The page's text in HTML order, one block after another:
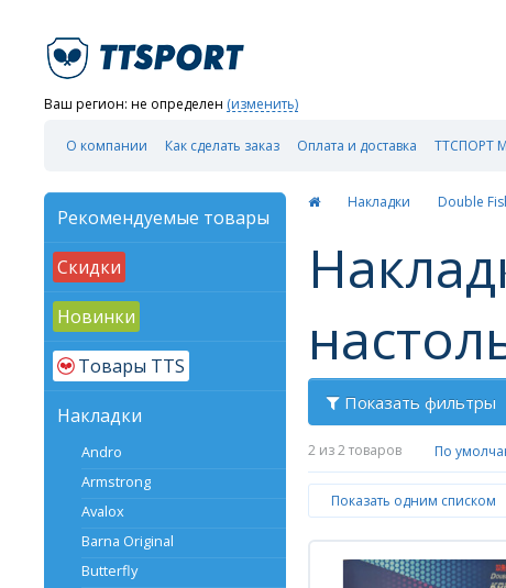
Ваш регион: не определен (изменить)
О компании Как сделать заказ Оплата и доставка ТТСПОРТ
Рекомендуемые товары
Скидки
Новинки
Товары TTS
Накладки
Andro
Armstrong
Avalox
Barna Original
Butterfly
Накладки Double
Показать фильтры
2 из 2 товаров По
Показать одним списком